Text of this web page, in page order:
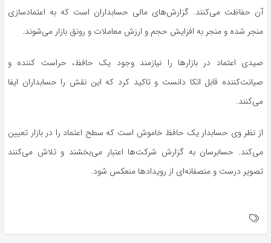
آن حفاظت می‌کنند. گزارش‌های مالی حسابداران است که به اعتمادسازی
منجر شده و منجر به افزایش حجم و ارزش معاملات و رونق بازار می‌شوند.
صیدی اعتماد در بازارها را نیازمند وجود یک حافظ، حراست کننده و
صیانت‌کننده قابل اتکا دانست و تاکید کرد که این نقش را حسابداران ایفا
می‌کنند.
از نظر وی حسابدار یک حافظ خاموش است که سطح اعتماد را در بازار تعیین
می‌کند. حسابرسان به گزارش‌ شرکت‌ها اعتبار می‌بخشند و تلاش می‌کنند
تصویر درست و منصفانه‌ای از رویدادها منعکس شود.